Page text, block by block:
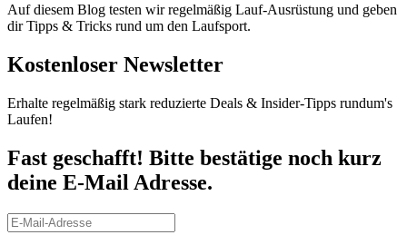
Auf diesem Blog testen wir regelmäßig Lauf-Ausrüstung und geben
dir Tipps & Tricks rund um den Laufsport.
Kostenloser Newsletter
Erhalte regelmäßig stark reduzierte Deals & Insider-Tipps rundum's
Laufen!
Fast geschafft! Bitte bestätige noch kurz
deine E-Mail Adresse.